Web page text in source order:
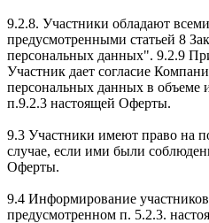
9.2.8. Участники обладают
предусмотренными статьей 8
персональных данных". 9.2.9
Участник дает согласие
персональных данных в объеме
п.9.2.3 настоящей Оферты.
9.3 Участники имеют право на
случае, если ими были
Оферты.
9.4 Информирование участников
предусмотренном п. 5.2.3.